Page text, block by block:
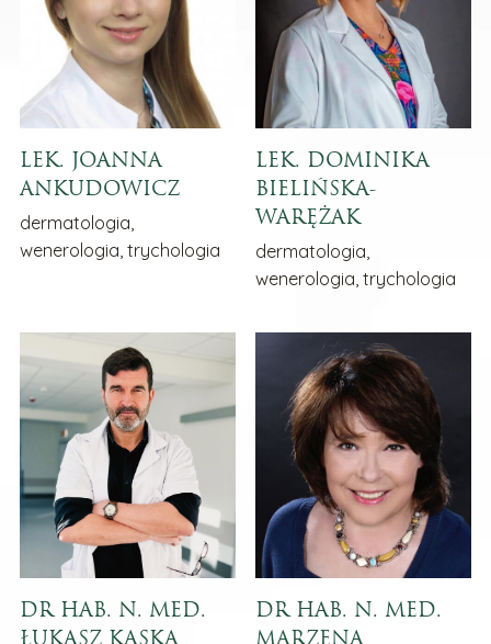
LEK. JOANNA
ANKUDOWICZ
dermatologia,
wenerologia, trychologia
LEK. DOMINIKA
BIELIŃSKA-
WARĘŻAK
dermatologia,
wenerologia, trychologia
DR HAB. N. MED.
ŁUKASZ KASKA
DR HAB. N. MED.
MARZENA